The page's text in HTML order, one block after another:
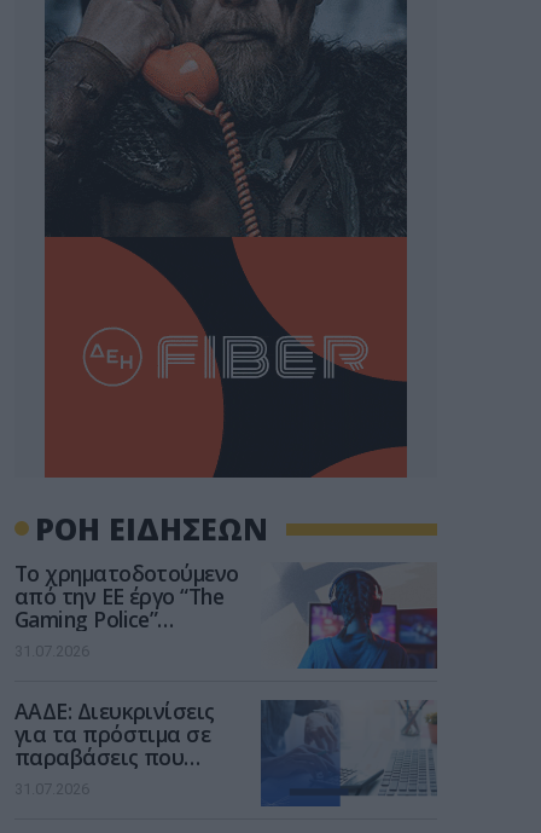
ΡΟΗ ΕΙΔΗΣΕΩΝ
Το χρηματοδοτούμενο
από την ΕΕ έργο “The
Gaming Police”
ενισχύει την ασφάλεια
των παιδιών στο
31.07.2026
ΑΑΔΕ: Διευκρινίσεις
για τα πρόστιμα σε
παραβάσεις που
αφορούν τους ΦΗΜ
31.07.2026